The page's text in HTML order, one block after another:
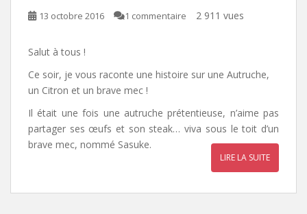
13 octobre 2016 1 commentaire 2 911 vues
Salut à tous !
Ce soir, je vous raconte une histoire sur une Autruche,
un Citron et un brave mec !
Il était une fois une autruche prétentieuse, n’aime pas
partager ses œufs et son steak… viva sous le toit d’un
brave mec, nommé Sasuke.
LIRE LA SUITE